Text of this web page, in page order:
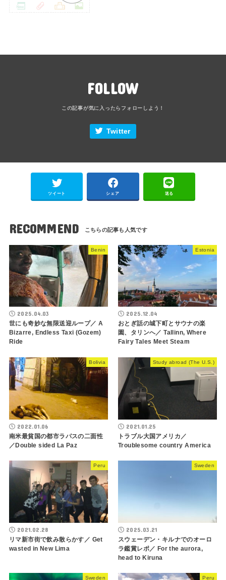
FOLLOW
Twitter
ツイート シェア 送る
RECOMMEND
Benin
2025.04.03
世にも奇妙な無限送迎ループ／ A
Bizarre, Endless Taxi (Gozem)
Ride
Estonia
2025.12.04
おとぎ話の城下町とサウナの楽
園、タリンへ／ Tallinn, Where
Fairy Tales Meet Steam
Bolivia
2022.01.06
南米最貧国の都市ラパスの二面性
／Double sided La Paz
Study abroad (The U.S.)
2021.01.25
トラブル大国アメリカ／
Troublesome country America
Peru
2021.02.28
リマ新市街で飲み散らかす／ Get
wasted in New Lima
Sweden
2025.03.21
スウェーデン・キルナでのオーロ
ラ鑑賞レポ／ For the aurora,
head to Kiruna
Sweden Peru